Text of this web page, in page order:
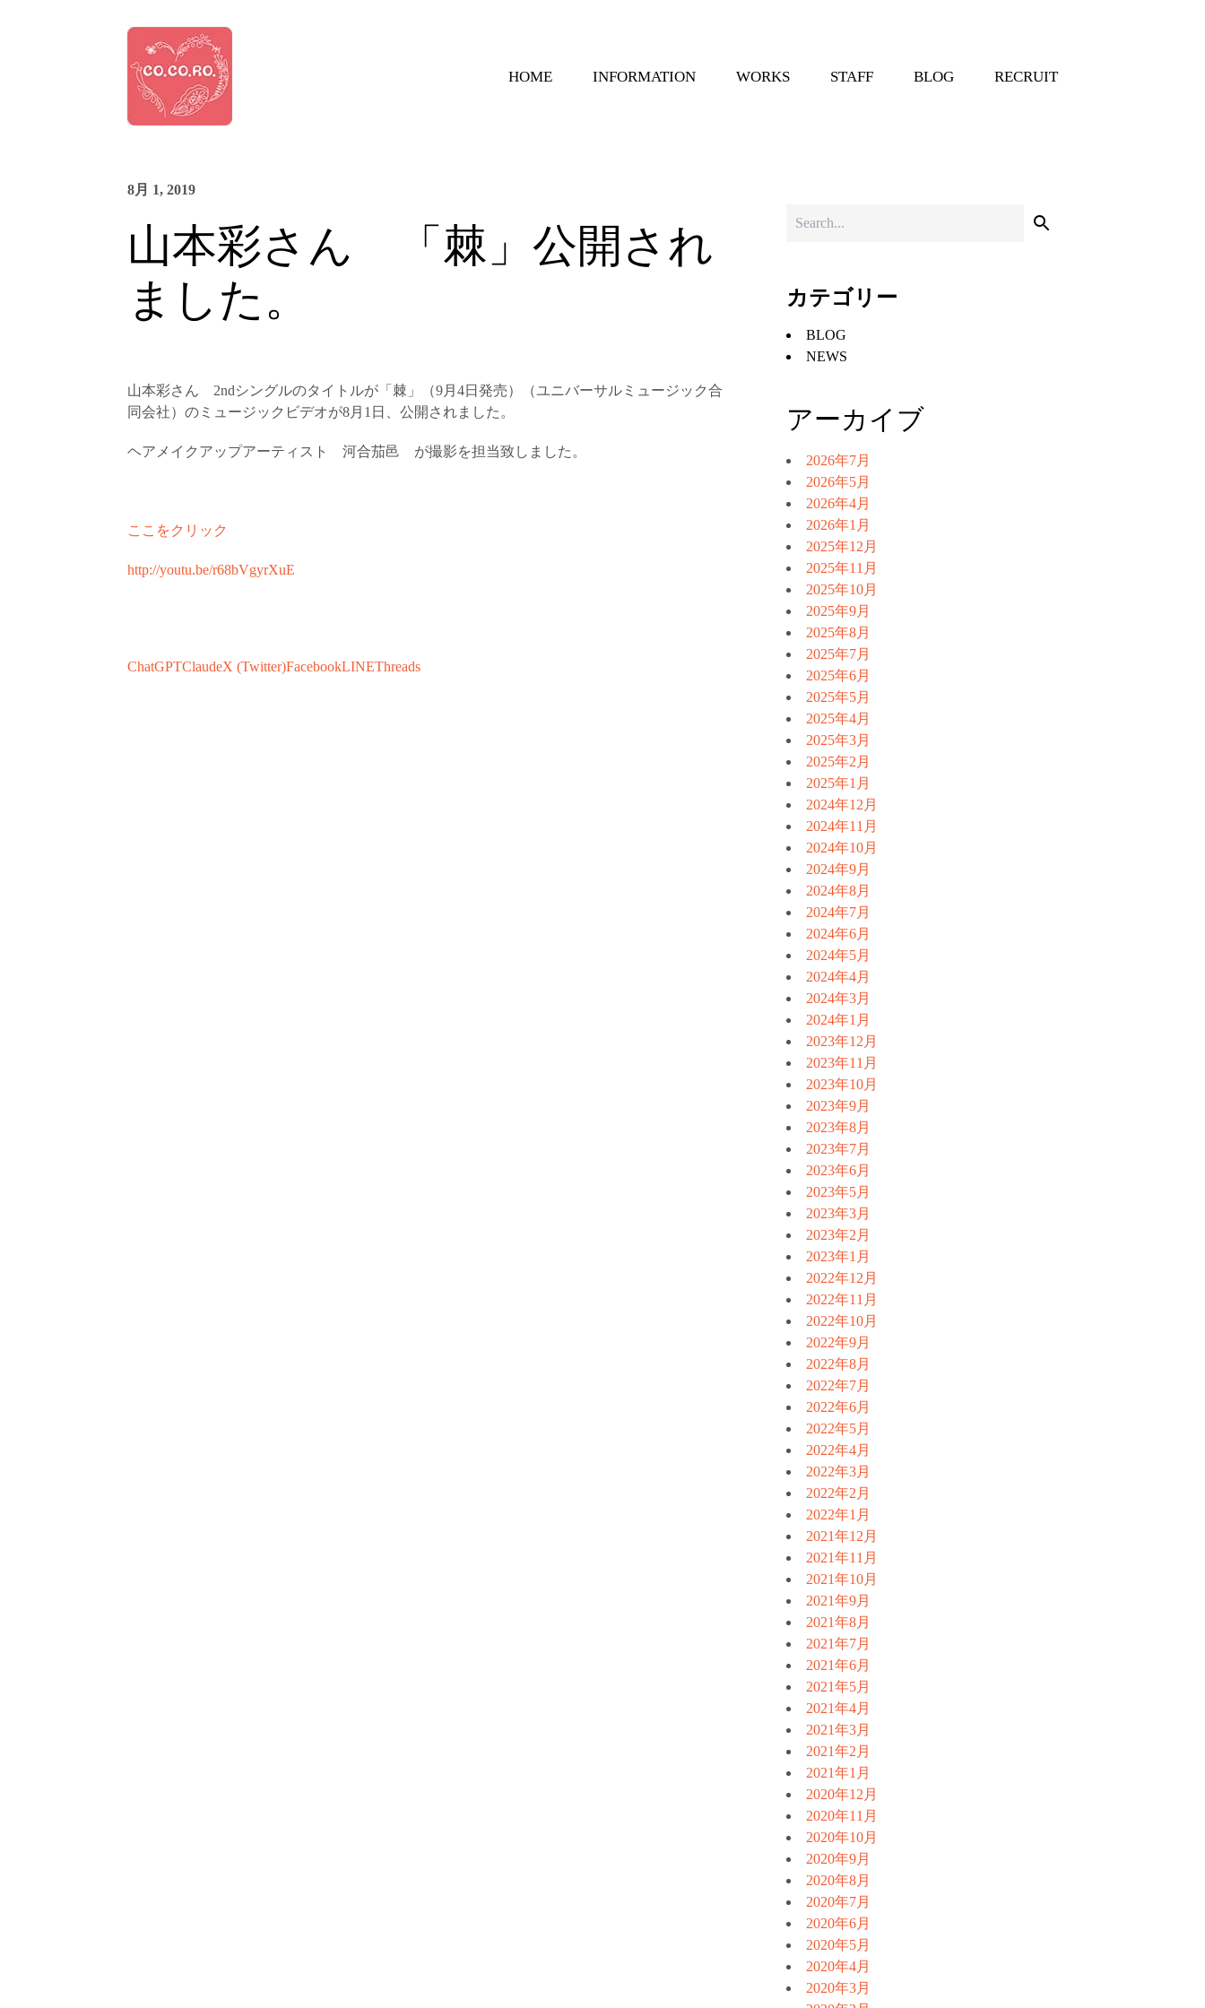
HOME INFORMATION WORKS STAFF BLOG RECRUIT
8月 1, 2019
山本彩さん 「棘」公開され
ました。
山本彩さん 2ndシングルのタイトルが「棘」（9月4日発売）（ユニバーサルミュージック合
同会社）のミュージックビデオが8月1日、公開されました。
ヘアメイクアップアーティスト 河合茄邑 が撮影を担当致しました。
ここをクリック
http://youtu.be/r68bVgyrXuE
ChatGPTClaudeX (Twitter)FacebookLINEThreads
カテゴリー
BLOG
NEWS
アーカイブ
2026年7月
2026年5月
2026年4月
2026年1月
2025年12月
2025年11月
2025年10月
2025年9月
2025年8月
2025年7月
2025年6月
2025年5月
2025年4月
2025年3月
2025年2月
2025年1月
2024年12月
2024年11月
2024年10月
2024年9月
2024年8月
2024年7月
2024年6月
2024年5月
2024年4月
2024年3月
2024年1月
2023年12月
2023年11月
2023年10月
2023年9月
2023年8月
2023年7月
2023年6月
2023年5月
2023年3月
2023年2月
2023年1月
2022年12月
2022年11月
2022年10月
2022年9月
2022年8月
2022年7月
2022年6月
2022年5月
2022年4月
2022年3月
2022年2月
2022年1月
2021年12月
2021年11月
2021年10月
2021年9月
2021年8月
2021年7月
2021年6月
2021年5月
2021年4月
2021年3月
2021年2月
2021年1月
2020年12月
2020年11月
2020年10月
2020年9月
2020年8月
2020年7月
2020年6月
2020年5月
2020年4月
2020年3月